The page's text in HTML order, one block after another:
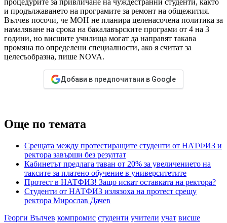
процедурите за привличане на чуждестранни студенти, както
и продължаването на програмите за ремонт на общежития.
Вълчев посочи, че МОН не планира целенасочена политика за
намаляване на срока на бакалавърските програми от 4 на 3
години, но висшите училища могат да направят такава
промяна по определени специалности, ако я считат за
целесъобразна, пише NOVA.
Добави в предпочитани в Google
Още по темата
Срещата между протестиращите студенти от НАТФИЗ и
ректора завърши без резултат
Кабинетът предлага таван от 20% за увеличението на
таксите за платено обучение в университетите
Протест в НАТФИЗ! Защо искат оставката на ректора?
Студенти от НАТФИЗ излязоха на протест срещу
ректора Мирослав Дачев
Георги Вълчев компромис студенти учители учат висше